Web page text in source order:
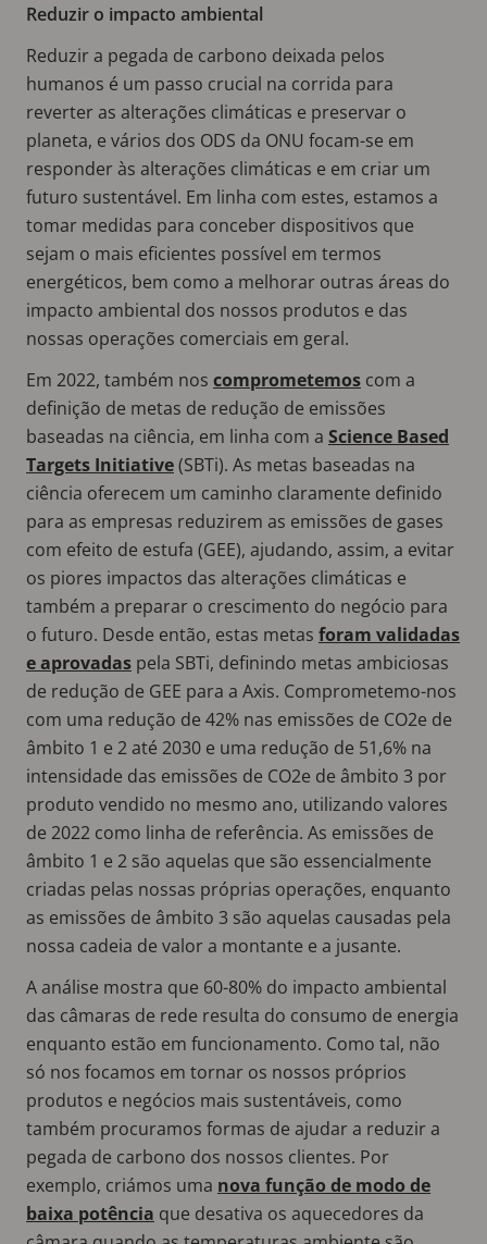
Reduzir o impacto ambiental
Reduzir a pegada de carbono deixada pelos
humanos é um passo crucial na corrida para
reverter as alterações climáticas e preservar o
planeta, e vários dos ODS da ONU focam-se em
responder às alterações climáticas e em criar um
futuro sustentável. Em linha com estes, estamos a
tomar medidas para conceber dispositivos que
sejam o mais eficientes possível em termos
energéticos, bem como a melhorar outras áreas do
impacto ambiental dos nossos produtos e das
nossas operações comerciais em geral.
Em 2022, também nos comprometemos com a
definição de metas de redução de emissões
baseadas na ciência, em linha com a Science Based
Targets Initiative(SBTi). As metas baseadas na
ciência oferecem um caminho claramente definido
para as empresas reduzirem as emissões de gases
com efeito de estufa (GEE), ajudando, assim, a evitar
os piores impactos das alterações climáticas e
também a preparar o crescimento do negócio para
o futuro. Desde então, estas metas foram validadas
e aprovadas pela SBTi, definindo metas ambiciosas
de redução de GEE para a Axis. Comprometemo-nos
com uma redução de 42% nas emissões de CO2e de
âmbito 1 e 2 até 2030 e uma redução de 51,6% na
intensidade das emissões de CO2e de âmbito 3 por
produto vendido no mesmo ano, utilizando valores
de 2022 como linha de referência. As emissões de
âmbito 1 e 2 são aquelas que são essencialmente
criadas pelas nossas próprias operações, enquanto
as emissões de âmbito 3 são aquelas causadas pela
nossa cadeia de valor a montante e a jusante.
A análise mostra que 60-80% do impacto ambiental
das câmaras de rede resulta do consumo de energia
enquanto estão em funcionamento. Como tal, não
só nos focamos em tornar os nossos próprios
produtos e negócios mais sustentáveis, como
também procuramos formas de ajudar a reduzir a
pegada de carbono dos nossos clientes. Por
exemplo, criámos uma nova função de modo de
baixa potência que desativa os aquecedores da